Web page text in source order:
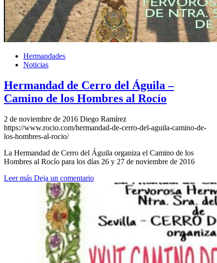
Hermandades
Noticias
Hermandad de Cerro del Águila –
Camino de los Hombres al Rocío
2 de noviembre de 2016 Diego Ramírez
https://www.rocio.com/hermandad-de-cerro-del-aguila-camino-de-
los-hombres-al-rocio/
La Hermandad de Cerro del Águila organiza el Camino de los
Hombres al Rocío para los días 26 y 27 de noviembre de 2016
Leer más Deja un comentario